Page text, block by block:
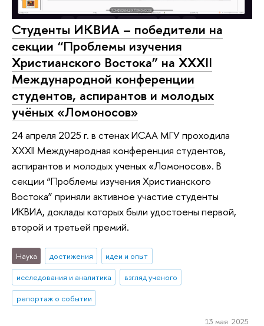
Студенты ИКВИА – победители на
секции “Проблемы изучения
Христианского Востока” на XXXII
Международной конференции
студентов, аспирантов и молодых
учёных «Ломоносов»
24 апреля 2025 г. в стенах ИСАА МГУ проходила
XXXII Международная конференция студентов,
аспирантов и молодых ученых «Ломоносов». В
секции “Проблемы изучения Христианского
Востока” приняли активное участие студенты
ИКВИА, доклады которых были удостоены первой,
второй и третьей премий.
Наука достижения
идеи и опыт
исследования и аналитика
взгляд ученого
репортаж о событии
13 мая 2025